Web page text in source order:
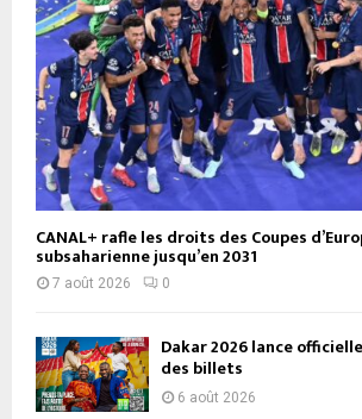
CANAL+ rafle les droits des Coupes
subsaharienne jusqu’en 2031
7 août 2026 0
Dakar 2026 lance
des billets
6 août 2026